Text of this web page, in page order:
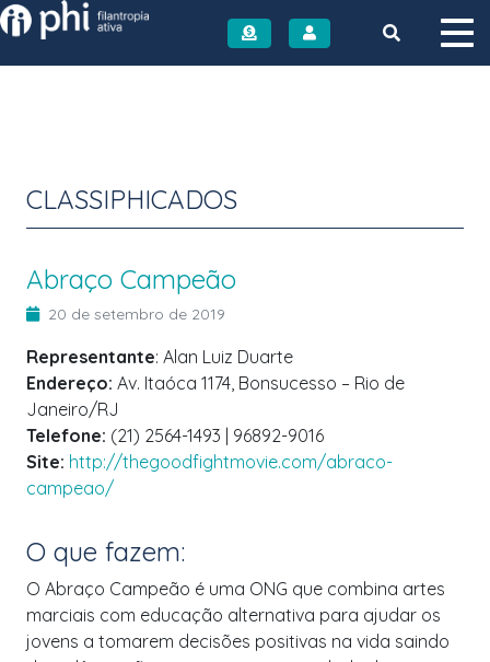
Instituto PHI
CLASSIPHICADOS
Abraço Campeão
20 de setembro de 2019
Representante: Alan Luiz Duarte
Endereço: Av. Itaóca 1174, Bonsucesso – Rio de
Janeiro/RJ
Telefone: (21) 2564-1493 | 96892-9016
Site: http://thegoodfightmovie.com/abraco-
campeao/
O que fazem:
O Abraço Campeão é uma ONG que combina artes
marciais com educação alternativa para ajudar os
jovens a tomarem decisões positivas na vida saindo